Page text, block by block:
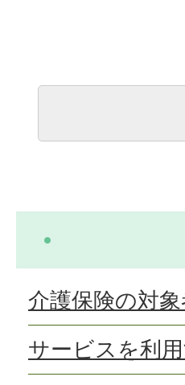
介護保険の対象
サービスを利